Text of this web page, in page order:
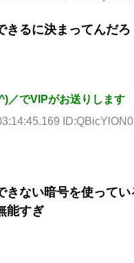
きるに決まってんだろ
／でVIPがお送りします
きない暗号を使ってい
能すぎ